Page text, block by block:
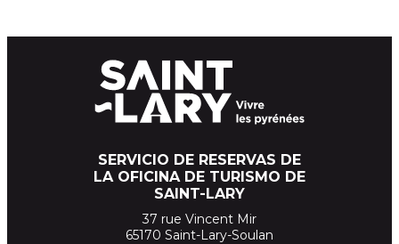
SERVICIO DE RESERVAS DE
LA OFICINA DE TURISMO DE
SAINT-LARY
37 rue Vincent Mir
65170 Saint-Lary-Soulan